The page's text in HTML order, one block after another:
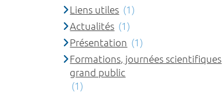
Liens utiles (1)
Actualités (1)
Présentation (1)
Formations, journées scientifiques
grand public
(1)